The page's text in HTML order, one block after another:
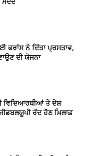
ਫਰਾਂਸ ਨੇ ਦਿੱਤਾ ਪ੍ਰਸਤਾਵ,
ਦੀ ਯੋਜਨਾ
ਵਿਦਿਆਰਥੀਆਂ ਤੇ ਦੇਸ਼
ਰੱਦ ਹੋਣ ਖ਼ਿਲਾਫ਼